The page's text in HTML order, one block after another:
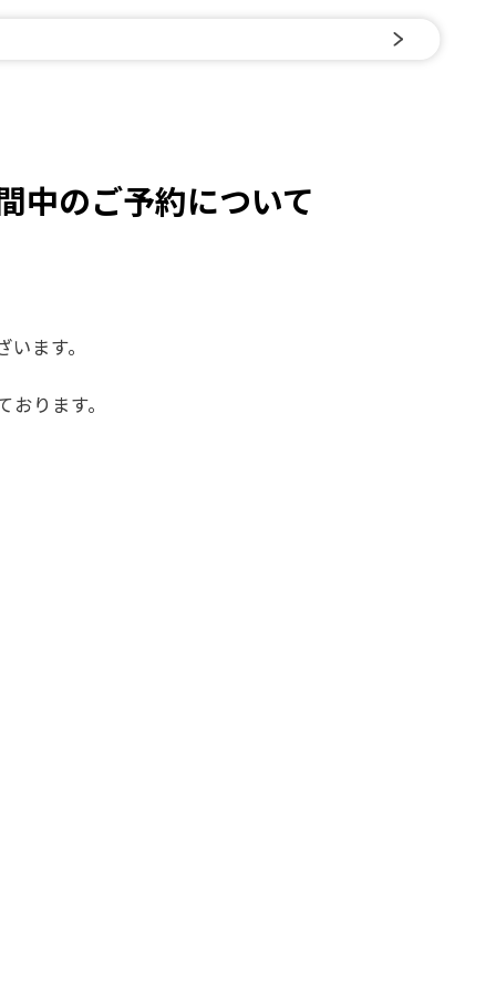
中のご予約について
ます。
ります。